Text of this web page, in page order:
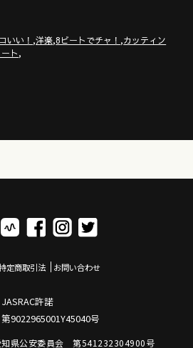
1228/
はここから◾️◾️
レプログラム◾️◾️
いい！ ,洋楽,8ビートでチャ！ ,カッティン
ト,
定商取引法 お問い合わせ
JASRAC許諾
第9022965001Y45040号
県公安委員会 第541232304900号